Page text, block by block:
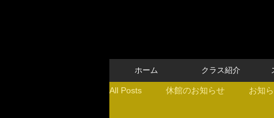
ホーム クラス紹介
All Posts 休館のお知らせ お知